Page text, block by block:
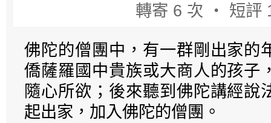
轉寄 6 次 ‧ 短評
佛陀的僧團中，有一群剛出家的
僑薩羅國中貴族或大商人的孩子
隨心所欲；後來聽到佛陀講經說
起出家，加入佛陀的僧團。